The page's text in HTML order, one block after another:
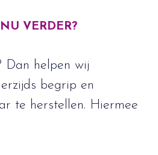
VERDER?
Dan helpen wij
begrip en
te herstellen. Hiermee